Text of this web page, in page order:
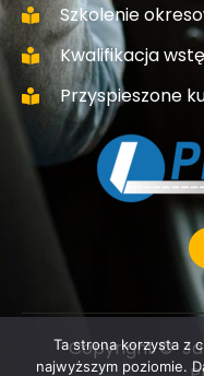
Szkolenie
Kwalifikacja
Przyspieszone
Copyright ©
Ta strona korzysta z
najwyższym poziomie.